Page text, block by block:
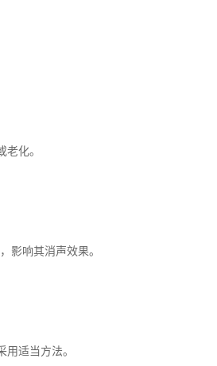
化。
影响其消声效果。
适当方法。